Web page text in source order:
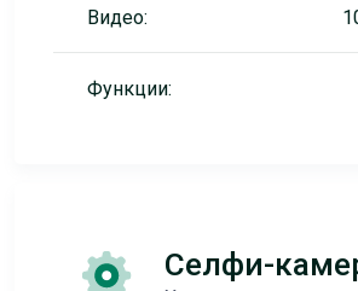
Видео:
Функции:
Селфи-